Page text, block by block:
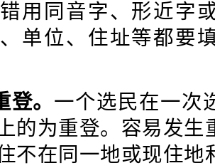
用同音字、形近字
单位、住址等都要
登。 一个选民在一次
的为重登。容易发生
不在同一地或现住地